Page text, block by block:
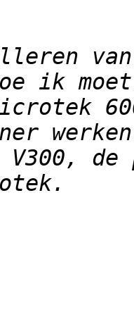
V300, de